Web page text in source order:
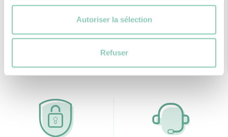
Autoriser la sélection
Refuser
dès 59 € d'achat